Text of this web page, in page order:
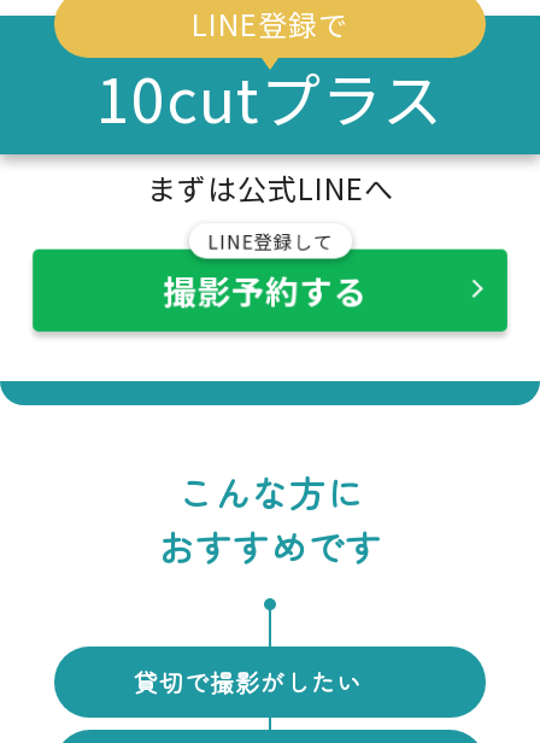
LINE登録で
10cutプラス
まずは公式LINEへ
LINE登録して
撮影予約する
こんな方に
おすすめです
貸切で撮影がしたい